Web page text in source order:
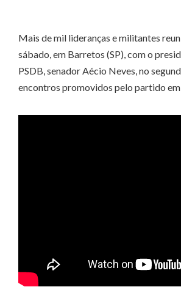
Mais de mil lideranças e militantes
sábado, em Barretos (SP), com o
PSDB, senador Aécio Neves, no
encontros promovidos pelo partido em